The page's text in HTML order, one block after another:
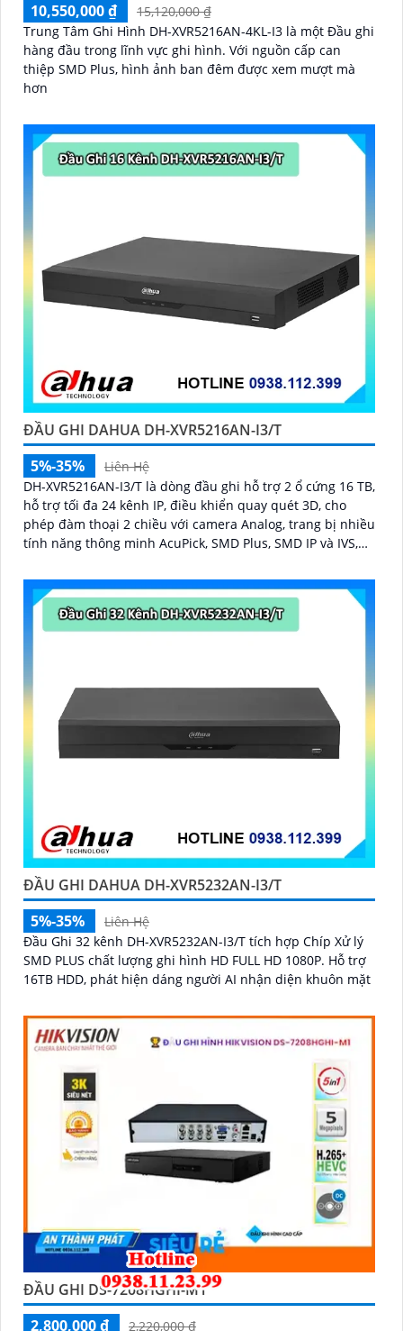
10,550,000 ₫
15,120,000 ₫
Trung Tâm Ghi Hình DH-XVR5216AN-4KL-I3 là một Đầu ghi
hàng đầu trong lĩnh vực ghi hình. Với nguồn cấp can
thiệp SMD Plus, hình ảnh ban đêm được xem mượt mà
hơn
ĐẦU GHI DAHUA DH-XVR5216AN-I3/T
5%-35%
Liên Hệ
DH-XVR5216AN-I3/T là dòng đầu ghi hỗ trợ 2 ổ cứng 16 TB,
hỗ trợ tối đa 24 kênh IP, điều khiển quay quét 3D, cho
phép đàm thoại 2 chiều với camera Analog, trang bị nhiều
tính năng thông minh AcuPick, SMD Plus, SMD IP và IVS,
và báo động giả
ĐẦU GHI DAHUA DH-XVR5232AN-I3/T
5%-35%
Liên Hệ
Đầu Ghi 32 kênh DH-XVR5232AN-I3/T tích hợp Chíp Xử lý
SMD PLUS chất lượng ghi hình HD FULL HD 1080P. Hỗ trợ
16TB HDD, phát hiện dáng người AI nhận diện khuôn mặt
ĐẦU GHI DS-7208HGHI-M1
2,800,000 ₫
2,220,000 ₫